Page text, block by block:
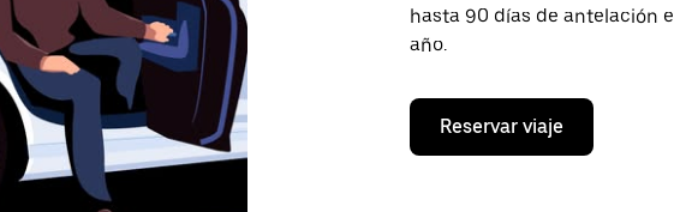
hasta 90 días de antelación
año.
Reservar viaje